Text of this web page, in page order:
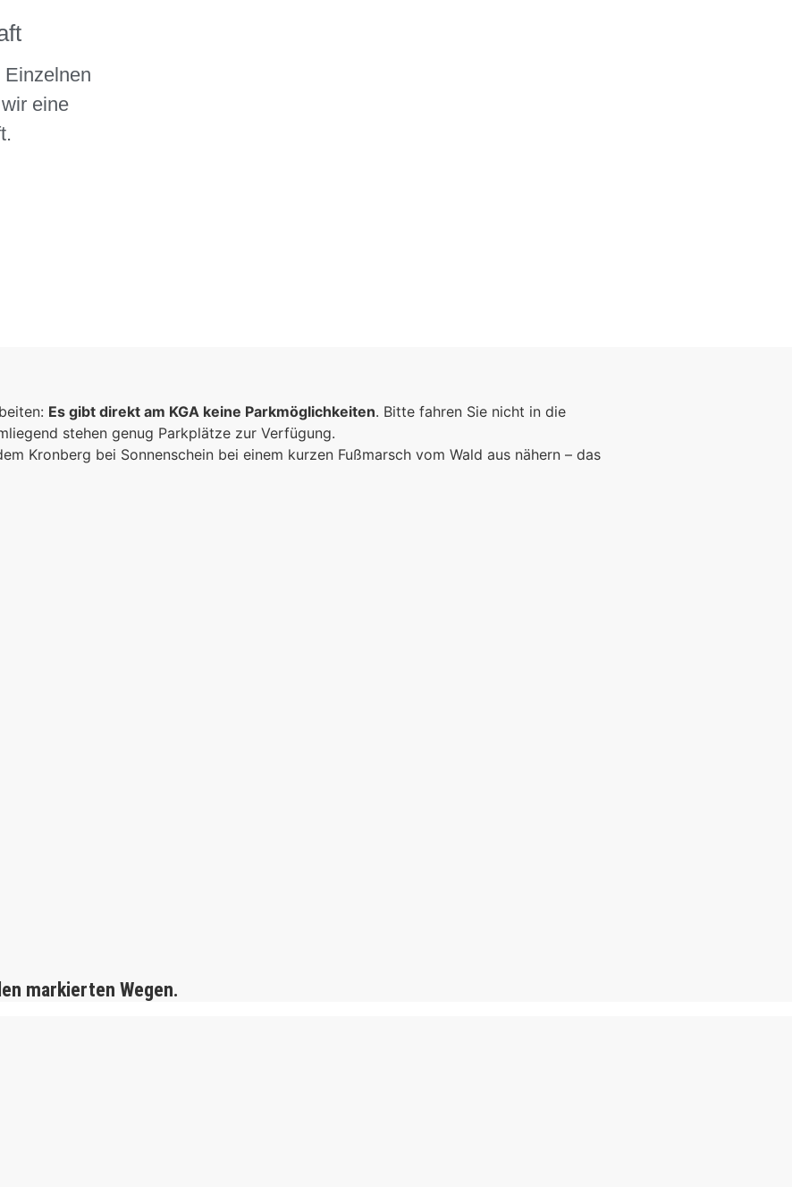
eine
Es gibt direkt am KGA keine Parkmöglichkeiten. Bitte fahren Sie nicht in die
stehen genug Parkplätze zur Verfügung.
Kronberg bei Sonnenschein bei einem kurzen Fußmarsch vom Wald aus nähern – das
markierten Wegen.